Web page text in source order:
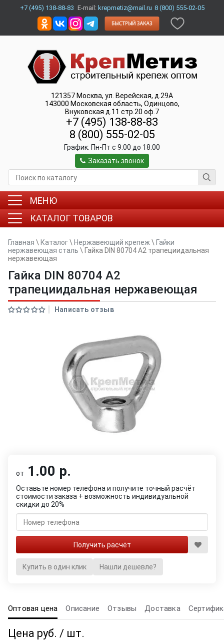
+7 (495) 138-88-83 E-mail: krepmetiz@mail.ru 8 (800) 555-02-05
121357 Москва, ул. Верейская, д.29А
143000 Московская область, Одинцово,
Внуковская д.11 стр.20 оф.7
+7 (495) 138-88-83
8 (800) 555-02-05
График: Пн-Пт c 9:00 до 18:00
Заказать звонок
МЕНЮ
КАТАЛОГ ТОВАРОВ
Главная \ Каталог\ Нержавеющий крепеж \ Гайки
нержавеющая сталь \ Гайка DIN 80704 А2 трапециидальная
нержавеющая
Гайка DIN 80704 А2
трапециидальная нержавеющая
Написать отзыв
от 1.00 р.
Оставьте номер телефона и получите точный расчёт
стоимости заказа + возможность индивидуальной
скидки до 20%
Купить в один клик Нашли дешевле?
Оптовая цена Описание Отзывы Доставка
Цена руб. / шт.